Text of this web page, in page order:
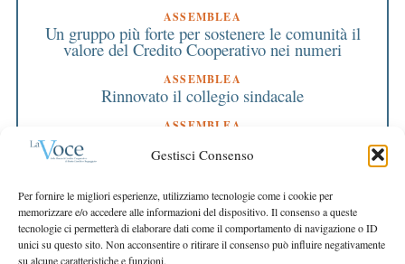
Gestisci Consenso
Per fornire le migliori esperienze, utilizziamo tecnologie come i cookie per
memorizzare e/o accedere alle informazioni del dispositivo. Il consenso a queste
tecnologie ci permetterà di elaborare dati come il comportamento di navigazione o ID
unici su questo sito. Non acconsentire o ritirare il consenso può influire negativamente
su alcune caratteristiche e funzioni.
ASSEMBLEA
Un gruppo più forte per sostenere le comunità il
valore del Credito Cooperativo nei numeri
ASSEMBLEA
Rinnovato il collegio sindacale
ASSEMBLEA
Bilancio approvato all’unanimità e 2 milioni
destinati al territorio
EDITORIALE DIRETTORE
Crescere restando riconoscibili
EDITORIALE PRESIDENTE
Costruire futuro insieme